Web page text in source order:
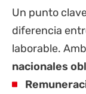
Un punto
diferencia
laborable.
nacionales